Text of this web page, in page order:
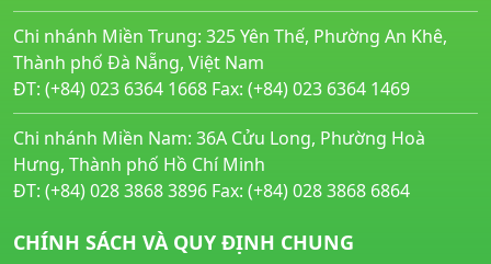
Chi nhánh Miền Trung: 325 Yên Thế, Phường An Khê,
Thành phố Đà Nẵng, Việt Nam
ĐT: (+84) 023 6364 1668 Fax: (+84) 023 6364 1469
Chi nhánh Miền Nam: 36A Cửu Long, Phường Hoà
Hưng, Thành phố Hồ Chí Minh
ĐT: (+84) 028 3868 3896 Fax: (+84) 028 3868 6864
CHÍNH SÁCH VÀ QUY ĐỊNH CHUNG